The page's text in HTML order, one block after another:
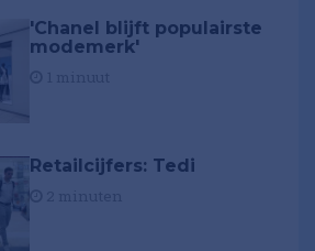
'Chanel blijft populairste
modemerk'
Retailcijfers: Tedi